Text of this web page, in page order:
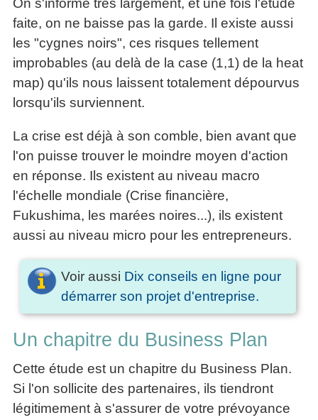
On s'informe très largement, et une fois l'étude
faite, on ne baisse pas la garde. Il existe aussi
les "cygnes noirs", ces risques tellement
improbables (au delà de la case (1,1) de la heat
map) qu'ils nous laissent totalement dépourvus
lorsqu'ils surviennent.
La crise est déjà à son comble, bien avant que
l'on puisse trouver le moindre moyen d'action
en réponse. Ils existent au niveau macro
l'échelle mondiale (Crise financière,
Fukushima, les marées noires...), ils existent
aussi au niveau micro pour les entrepreneurs.
Voir aussi Dix conseils en ligne pour
démarrer son projet d'entreprise.
Un chapitre du Business Plan
Cette étude est un chapitre du Business Plan.
Si l'on sollicite des partenaires, ils tiendront
légitimement à s'assurer de votre prévoyance